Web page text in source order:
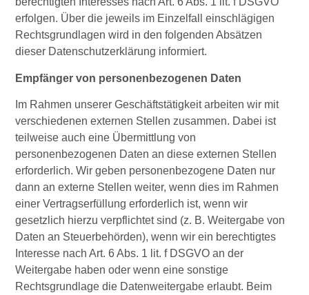
erfolgen. Über die jeweils im Einzelfall einschlägigen
Rechtsgrundlagen wird in den folgenden Absätzen
dieser Datenschutzerklärung informiert.
Empfänger von personenbezogenen Daten
Im Rahmen unserer Geschäftstätigkeit arbeiten wir mit
verschiedenen externen Stellen zusammen. Dabei ist
teilweise auch eine Übermittlung von
personenbezogenen Daten an diese externen Stellen
erforderlich. Wir geben personenbezogene Daten nur
dann an externe Stellen weiter, wenn dies im Rahmen
einer Vertragserfüllung erforderlich ist, wenn wir
gesetzlich hierzu verpflichtet sind (z. B. Weitergabe von
Daten an Steuerbehörden), wenn wir ein berechtigtes
Interesse nach Art. 6 Abs. 1 lit. f DSGVO an der
Weitergabe haben oder wenn eine sonstige
Rechtsgrundlage die Datenweitergabe erlaubt. Beim